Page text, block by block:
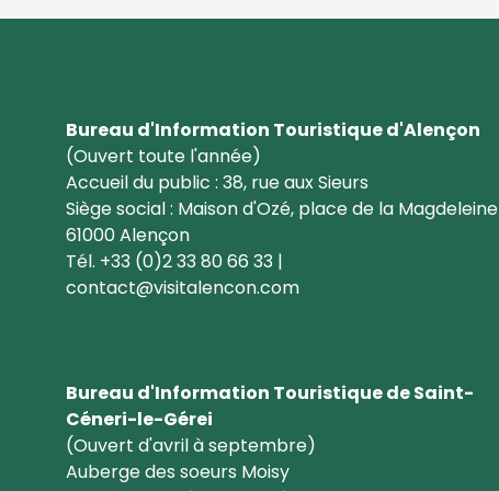
Bureau d'Information Touristique d'Alençon
(Ouvert toute l'année)
Accueil du public : 38, rue aux Sieurs
Siège social : Maison d'Ozé, place de la Magdeleine
61000 Alençon
Tél. +33 (0)2 33 80 66 33 |
contact@visitalencon.com
Bureau d'Information Touristique de Saint-
Céneri-le-Gérei
(Ouvert d'avril à septembre)
Auberge des soeurs Moisy